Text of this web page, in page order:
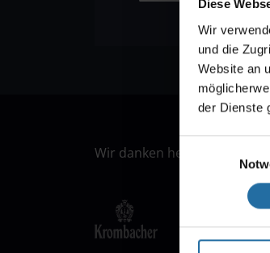
Diese
Wir
und die
Website an
der Dienste
Wir danken herzlich unseren